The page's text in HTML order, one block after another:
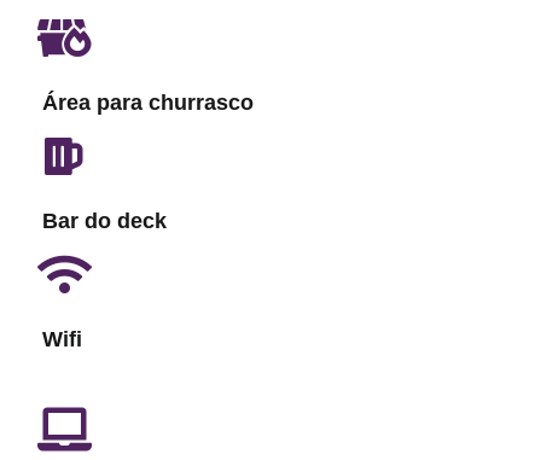
Área para churrasco
Bar do deck
Wifi